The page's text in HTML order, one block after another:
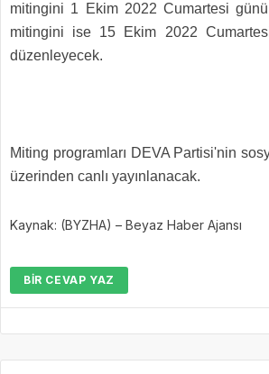
mitingini 1 Ekim 2022 Cumartesi günü
mitingini ise 15 Ekim 2022
düzenleyecek.
Miting programları DEVA Partisi'nin
üzerinden canlı yayınlanacak.
Kaynak: (BYZHA) – Beyaz Haber Ajansı
BIR CEVAP YAZ